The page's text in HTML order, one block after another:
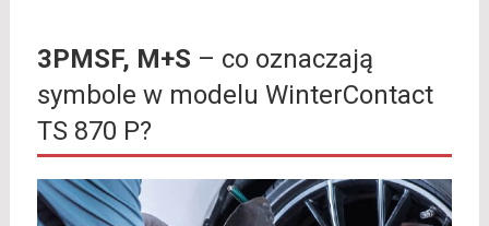
3PMSF, M+S – co oznaczają
symbole w modelu WinterContact
TS 870 P?